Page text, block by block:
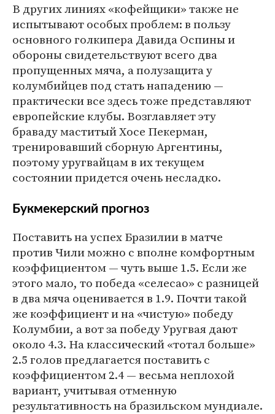
В других линиях «кофейщики» также не
испытывают особых проблем: в пользу
основного голкипера Давида Оспины и
обороны свидетельствуют всего два
пропущенных мяча, а полузащита у
колумбийцев под стать нападению —
практически все здесь тоже представляют
европейские клубы. Возглавляет эту
браваду маститый Хосе Пекерман,
тренировавший сборную Аргентины,
поэтому уругвайцам в их текущем
состоянии придется очень несладко.
Букмекерский прогноз
Поставить на успех Бразилии в матче
против Чили можно с вполне комфортным
коэффициентом — чуть выше 1.5. Если же
этого мало, то победа «селесао» с разницей
в два мяча оценивается в 1.9. Почти такой
же коэффициент и на «чистую» победу
Колумбии, а вот за победу Уругвая дают
около 4.3. На классический «тотал больше»
2.5 голов предлагается поставить с
коэффициентом 2.4 — весьма неплохой
вариант, учитывая отменную
результативность на бразильском мундиале.